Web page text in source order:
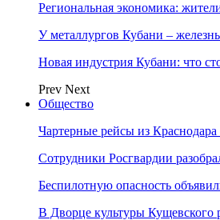
Региональная экономика:
У металлургов Кубани –
Новая индустрия Кубани: что
Prev Next
Общество
Чартерные рейсы из Краснодара
Сотрудники Росгвардии
Беспилотную опасность
В Дворце культуры Кущевского